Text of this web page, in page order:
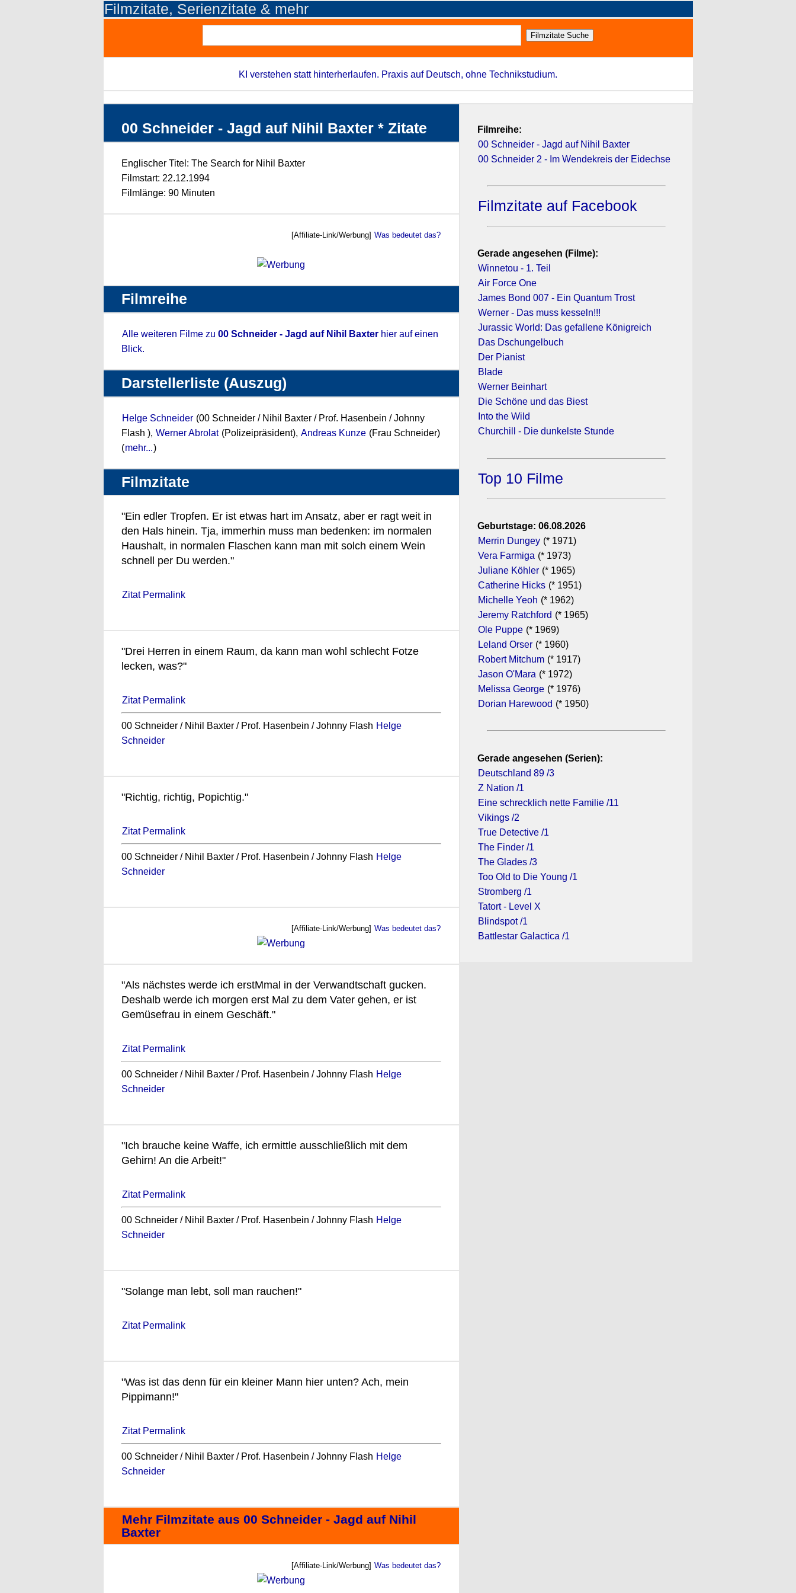
Filmzitate, Serienzitate & mehr
KI verstehen statt hinterherlaufen. Praxis auf Deutsch, ohne Technikstudium.
00 Schneider - Jagd auf Nihil Baxter * Zitate
Englischer Titel: The Search for Nihil Baxter
Filmstart: 22.12.1994
Filmlänge: 90 Minuten
[Affiliate-Link/Werbung] Was bedeutet das?
Filmreihe
Alle weiteren Filme zu 00 Schneider - Jagd auf Nihil Baxterhier auf einen
Blick.
Darstellerliste (Auszug)
Helge Schneider (00 Schneider / Nihil Baxter / Prof. Hasenbein / Johnny
Flash ), Werner Abrolat(Polizeipräsident), Andreas Kunze (Frau Schneider)
(mehr...)
Filmzitate
"Ein edler Tropfen. Er ist etwas hart im Ansatz, aber er ragt weit in
den Hals hinein. Tja, immerhin muss man bedenken: im normalen
Haushalt, in normalen Flaschen kann man mit solch einem Wein
schnell per Du werden."
Zitat Permalink
"Drei Herren in einem Raum, da kann man wohl schlecht Fotze
lecken, was?"
Zitat Permalink
00 Schneider / Nihil Baxter / Prof. Hasenbein / Johnny Flash Helge
Schneider
"Richtig, richtig, Popichtig."
Zitat Permalink
00 Schneider / Nihil Baxter / Prof. Hasenbein / Johnny Flash Helge
Schneider
[Affiliate-Link/Werbung] Was bedeutet das?
"Als nächstes werde ich erstMmal in der Verwandtschaft gucken.
Deshalb werde ich morgen erst Mal zu dem Vater gehen, er ist
Gemüsefrau in einem Geschäft."
Zitat Permalink
00 Schneider / Nihil Baxter / Prof. Hasenbein / Johnny Flash Helge
Schneider
"Ich brauche keine Waffe, ich ermittle ausschließlich mit dem
Gehirn! An die Arbeit!"
Zitat Permalink
00 Schneider / Nihil Baxter / Prof. Hasenbein / Johnny Flash Helge
Schneider
"Solange man lebt, soll man rauchen!"
Zitat Permalink
"Was ist das denn für ein kleiner Mann hier unten? Ach, mein
Pippimann!"
Zitat Permalink
00 Schneider / Nihil Baxter / Prof. Hasenbein / Johnny Flash Helge
Schneider
Mehr Filmzitate aus 00 Schneider - Jagd auf Nihil
Baxter
[Affiliate-Link/Werbung] Was bedeutet das?
Filmreihe:
00 Schneider - Jagd auf Nihil Baxter
00 Schneider 2 - Im Wendekreis der Eidechse
Filmzitate auf Facebook
Gerade angesehen (Filme):
Winnetou - 1. Teil
Air Force One
James Bond 007 - Ein Quantum Trost
Werner - Das muss kesseln!!!
Jurassic World: Das gefallene Königreich
Das Dschungelbuch
Der Pianist
Blade
Werner Beinhart
Die Schöne und das Biest
Into the Wild
Churchill - Die dunkelste Stunde
Top 10 Filme
Geburtstage: 06.08.2026
Merrin Dungey (* 1971)
Vera Farmiga (* 1973)
Juliane Köhler (* 1965)
Catherine Hicks (* 1951)
Michelle Yeoh (* 1962)
Jeremy Ratchford (* 1965)
Ole Puppe (* 1969)
Leland Orser (* 1960)
Robert Mitchum (* 1917)
Jason O'Mara (* 1972)
Melissa George (* 1976)
Dorian Harewood (* 1950)
Gerade angesehen (Serien):
Deutschland 89 /3
Z Nation /1
Eine schrecklich nette Familie /11
Vikings /2
True Detective /1
The Finder /1
The Glades /3
Too Old to Die Young /1
Stromberg /1
Tatort - Level X
Blindspot /1
Battlestar Galactica /1